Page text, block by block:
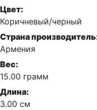
Цвет:
Коричневый/черный
Страна
Армения
Вес:
15.00 грамм
Длина:
3.00 см